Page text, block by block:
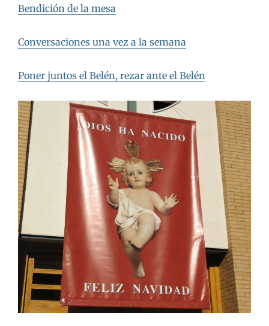
Bendición de la mesa
Conversaciones una vez a la semana
Poner juntos el Belén, rezar ante el Belén